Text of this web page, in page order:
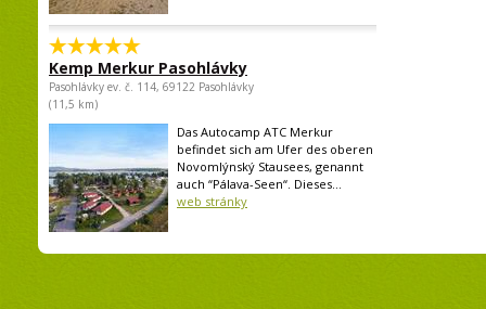
Kemp Merkur Pasohlávky
Pasohlávky ev. č. 114, 69122 Pasohlávky
(11,5 km)
Das Autocamp ATC Merkur
befindet sich am Ufer des oberen
Novomlýnský Stausees, genannt
auch “Pálava-Seen“. Dieses...
web stránky